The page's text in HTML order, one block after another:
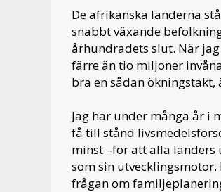
De afrikanska länderna
snabbt växande
århundradets slut. När
färre än tio miljoner
bra en sådan
Jag har under många år i
få till stånd
minst –för att alla
som sin
frågan om